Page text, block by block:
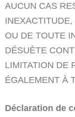
AUCUN CAS
OU DE TOUTE
DÉSUÈTE
LIMITATION DE
ÉGALEMENT À
Déclaration de